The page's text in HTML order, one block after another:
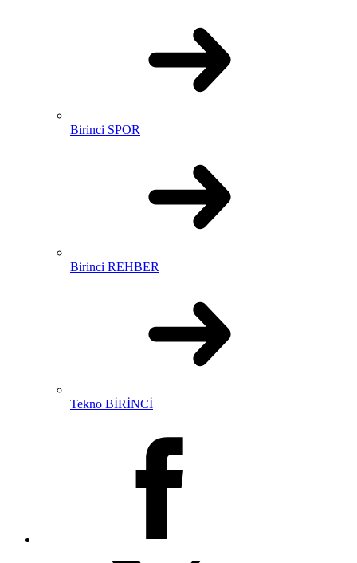
Birinci SPOR
Birinci REHBER
Tekno BİRİNCİ